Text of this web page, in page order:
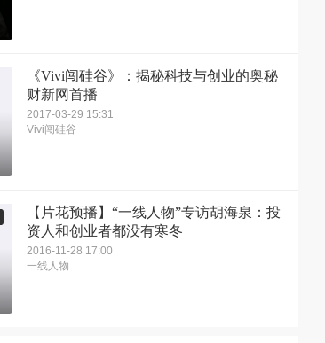
《Vivi闯硅谷》：揭秘科技与创业的奥秘
财新网首播
2017-03-29 15:31
Vivi闯硅谷
【片花预播】“一线人物”专访胡海泉：投
资人和创业者都没有寒冬
2016-11-28 17:00
一线人物